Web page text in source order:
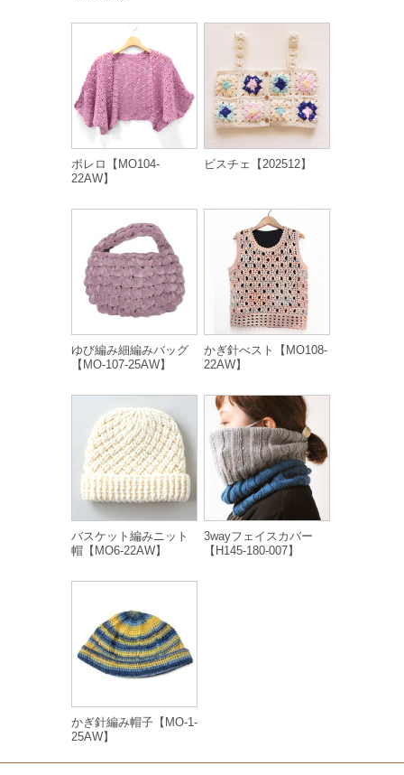
ボレロ【MO104-
22AW】
ビスチェ【202512】
ゆび編み細編みバッグ
【MO-107-25AW】
かぎ針べスト【MO108-
22AW】
バスケット編みニット
帽【MO6-22AW】
3wayフェイスカバー
【H145-180-007】
かぎ針編み帽子【MO-1-
25AW】